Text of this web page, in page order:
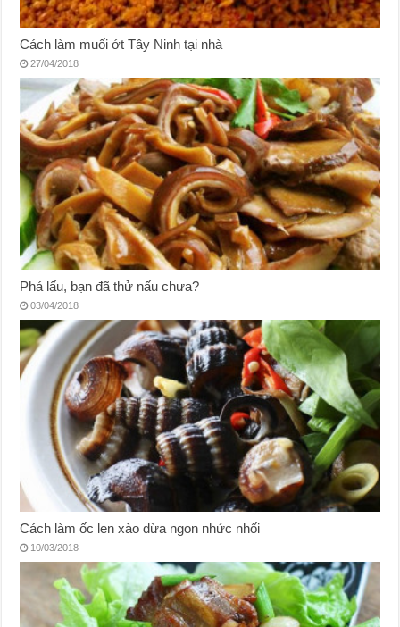
Cách làm muối ớt Tây Ninh tại nhà
27/04/2018
Phá lấu, bạn đã thử nấu chưa?
03/04/2018
Cách làm ốc len xào dừa ngon nhức nhối
10/03/2018